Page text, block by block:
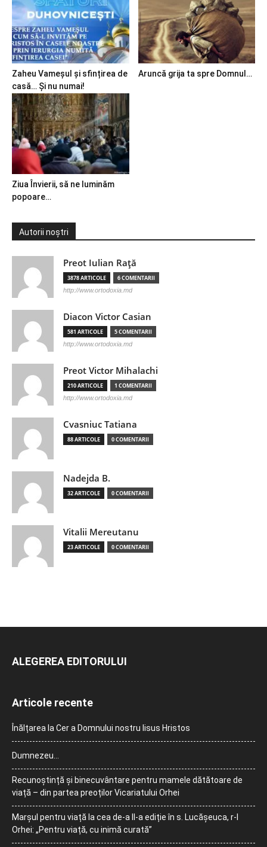
Zaheu Vameșul și sfințirea de
casă… Și nu numai!
Aruncă grija ta spre Domnul…
Ziua Învierii, să ne luminăm
popoare…
Autorii noștri
Preot Iulian Raţă
3878 ARTICOLE 6 COMENTARII
http://www.ortodoxia.md
Diacon Victor Casian
581 ARTICOLE 5 COMENTARII
http://www.ortodoxia.md
Preot Victor Mihalachi
210 ARTICOLE 1 COMENTARII
http://www.ortodoxia.md
Cvasniuc Tatiana
88 ARTICOLE 0 COMENTARII
Nadejda B.
32 ARTICOLE 0 COMENTARII
Vitalii Mereutanu
23 ARTICOLE 0 COMENTARII
ALEGEREA EDITORULUI
Articole recente
Înălțarea la Cer a Domnului nostru Iisus Hristos
Dumnezeu…
Recunoștință și binecuvântare pentru mamele dătătoare de
viață – din partea preoților Vicariatului Orhei
Marșul pentru viață la cea de-a II-a ediție în s. Lucășeuca, r-l
Orhei: „Pentru viață, cu inimă curată”